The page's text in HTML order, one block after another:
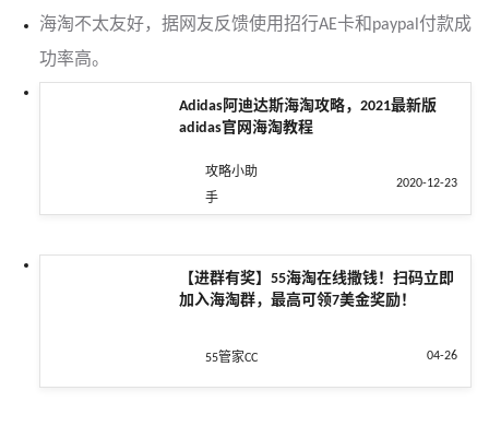
海淘不太友好，据网友反馈使用招行AE卡和paypal付款成
功率高。
Adidas阿迪达斯海淘攻略，2021最新版
adidas官网海淘教程
攻略小助
手
2020-12-23
【进群有奖】55海淘在线撒钱！扫码立即
加入海淘群，最高可领7美金奖励！
55管家CC 04-26